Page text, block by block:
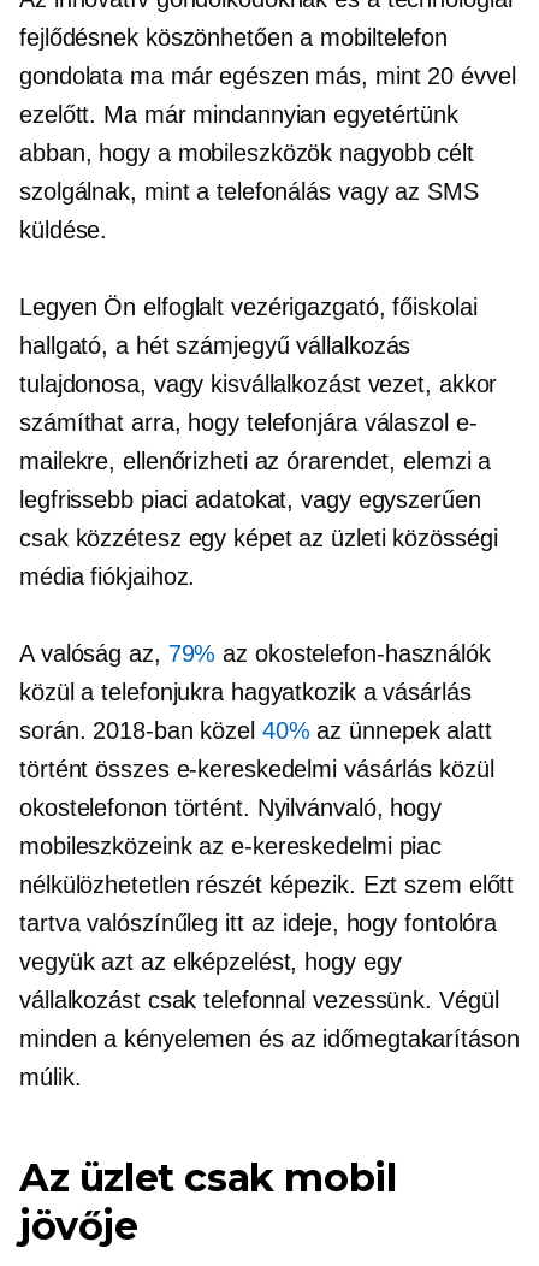
fejlődésnek köszönhetően a mobiltelefon
gondolata ma már egészen más, mint 20 évvel
ezelőtt. Ma már mindannyian egyetértünk
abban, hogy a mobileszközök nagyobb célt
szolgálnak, mint a telefonálás vagy az SMS
küldése.
Legyen Ön elfoglalt vezérigazgató, főiskolai
hallgató, a hét számjegyűvállalkozás
tulajdonosa, vagy kisvállalkozást vezet, akkor
számíthat arra, hogy telefonjára válaszol e-
mailekre, ellenőrizheti az órarendet, elemzi a
legfrissebb piaci adatokat, vagy egyszerűen
csak közzétesz egy képet az üzleti közösségi
média fiókjaihoz.
A valóság az, 79% az okostelefon-használók
közül a telefonjukra hagyatkozik a vásárlás
során. 2018-ban közel 40% az ünnepek alatt
történt összes e-kereskedelmi vásárlás közül
okostelefonon történt. Nyilvánvaló, hogy
mobileszközeink az e-kereskedelmi piac
nélkülözhetetlen részét képezik. Ezt szem előtt
tartva valószínűleg itt az ideje, hogy fontolóra
vegyük azt az elképzelést, hogy egy
vállalkozást csak telefonnal vezessünk. Végül
minden a kényelemen és az időmegtakarításon
múlik.
Az üzlet csak mobil
jövője